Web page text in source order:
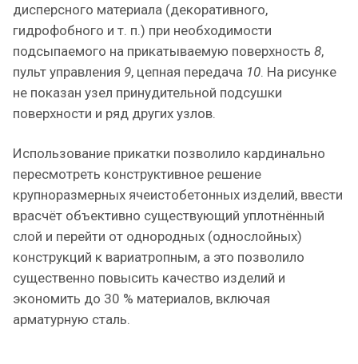
дисперсного материала (декоративного,
гидрофобного и т. п.) при необходимости
подсыпаемого на прикатываемую поверхность 8,
пульт управления 9, цепная передача 10 . На рисунке
не показан узел принудительной подсушки
поверхности и ряд других узлов.
Использование прикатки позволило кардинально
пересмотреть конструктивное решение
крупноразмерных ячеистобетонных изделий, ввести
врасчёт объективно существующий уплотнённый
слой и перейти от однородных (однослойных)
конструкций к вариатропным, а это позволило
существенно повысить качество изделий и
экономить до 30 % материалов, включая
арматурную сталь.